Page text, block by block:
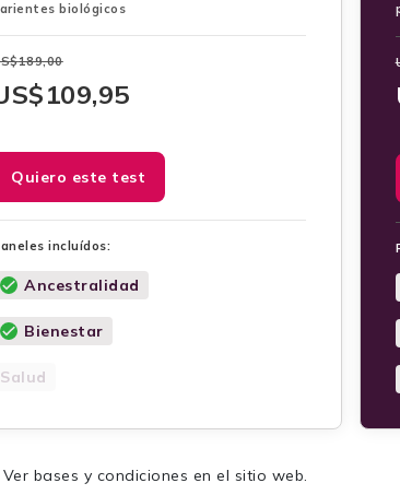
biológicos
189,00
109,95
Quiero este test
incluídos:
Ancestralidad
Bienestar
Salud
bases y condiciones en el sitio web.